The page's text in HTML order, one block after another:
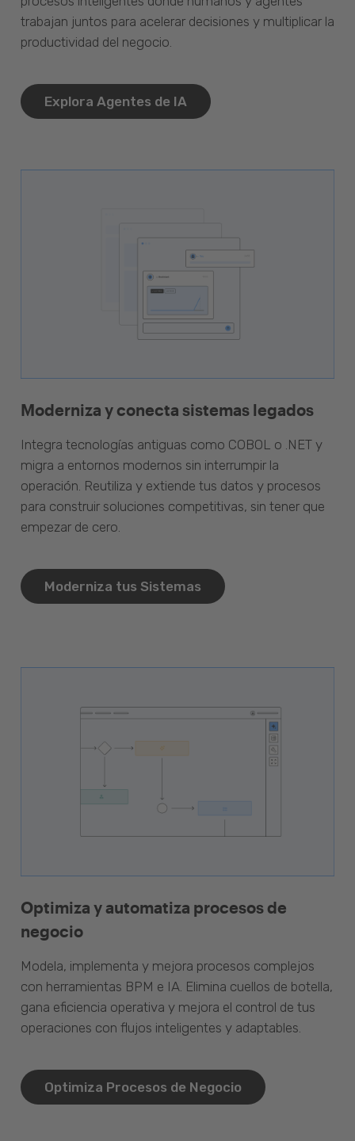
trabajan juntos para acelerar decisiones y multiplicar la
productividad del negocio.
Explora Agentes de IA
Moderniza y conecta sistemas legados
Integra tecnologías antiguas como COBOL o .NET y
migra a entornos modernos sin interrumpir la
operación. Reutiliza y extiende tus datos y procesos
para construir soluciones competitivas, sin tener que
empezar de cero.
Moderniza tus Sistemas
Optimiza y automatiza procesos de
negocio
Modela, implementa y mejora procesos complejos
con herramientas BPM e IA. Elimina cuellos de botella,
gana eficiencia operativa y mejora el control de tus
operaciones con flujos inteligentes y adaptables.
Optimiza Procesos de Negocio